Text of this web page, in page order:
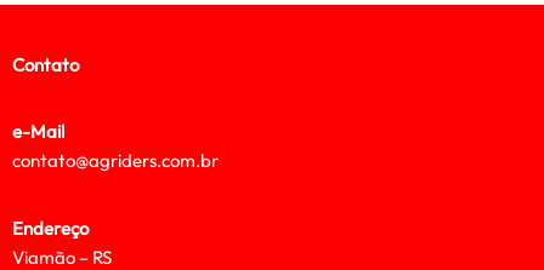
Contato
e-Mail
contato@agriders.com.br
Endereço
Viamão – RS